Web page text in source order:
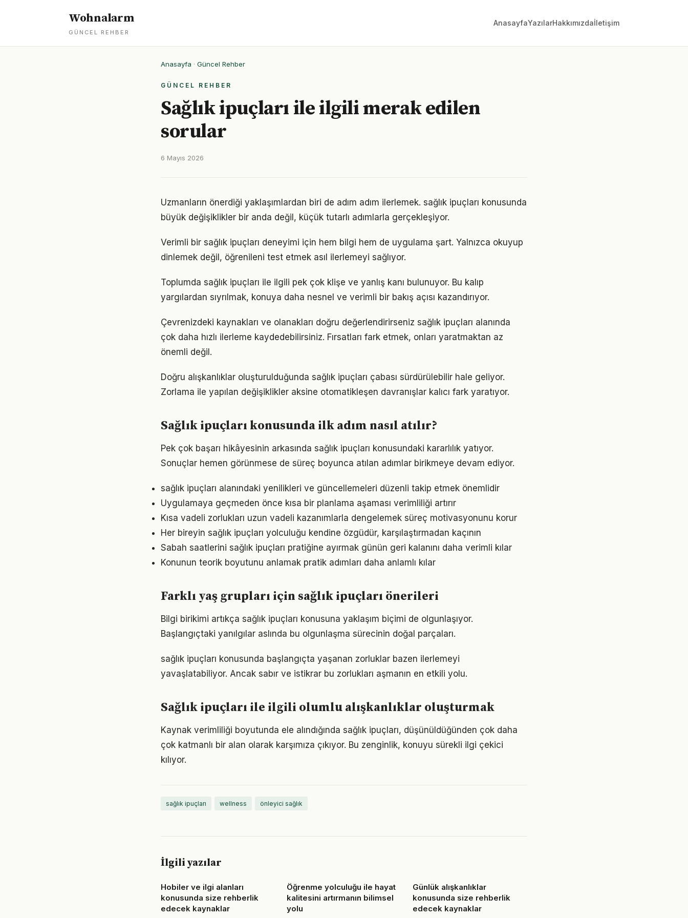
Wohnalarm
GÜNCEL REHBER
AnasayfaYazılarHakkımızdaİletişim
Anasayfa · Güncel Rehber
GÜNCEL REHBER
Sağlık ipuçları ile ilgili merak edilen
sorular
6 Mayıs 2026
Uzmanların önerdiği yaklaşımlardan biri de adım adım ilerlemek. sağlık ipuçları konusunda
büyük değişiklikler bir anda değil, küçük tutarlı adımlarla gerçekleşiyor.
Verimli bir sağlık ipuçları deneyimi için hem bilgi hem de uygulama şart. Yalnızca okuyup
dinlemek değil, öğrenileni test etmek asıl ilerlemeyi sağlıyor.
Toplumda sağlık ipuçları ile ilgili pek çok klişe ve yanlış kanı bulunuyor. Bu kalıp
yargılardan sıyrılmak, konuya daha nesnel ve verimli bir bakış açısı kazandırıyor.
Çevrenizdeki kaynakları ve olanakları doğru değerlendirirseniz sağlık ipuçları alanında
çok daha hızlı ilerleme kaydedebilirsiniz. Fırsatları fark etmek, onları yaratmaktan az
önemli değil.
Doğru alışkanlıklar oluşturulduğunda sağlık ipuçları çabası sürdürülebilir hale geliyor.
Zorlama ile yapılan değişiklikler aksine otomatikleşen davranışlar kalıcı fark yaratıyor.
Sağlık ipuçları konusunda ilk adım nasıl atılır?
Pek çok başarı hikâyesinin arkasında sağlık ipuçları konusundaki kararlılık yatıyor.
Sonuçlar hemen görünmese de süreç boyunca atılan adımlar birikmeye devam ediyor.
sağlık ipuçları alanındaki yenilikleri ve güncellemeleri düzenli takip etmek önemlidir
Uygulamaya geçmeden önce kısa bir planlama aşaması verimliliği artırır
Kısa vadeli zorlukları uzun vadeli kazanımlarla dengelemek süreç motivasyonunu korur
Her bireyin sağlık ipuçları yolculuğu kendine özgüdür, karşılaştırmadan kaçının
Sabah saatlerini sağlık ipuçları pratiğine ayırmak günün geri kalanını daha verimli kılar
Konunun teorik boyutunu anlamak pratik adımları daha anlamlı kılar
Farklı yaş grupları için sağlık ipuçları önerileri
Bilgi birikimi artıkça sağlık ipuçları konusuna yaklaşım biçimi de olgunlaşıyor.
Başlangıçtaki yanılgılar aslında bu olgunlaşma sürecinin doğal parçaları.
sağlık ipuçları konusunda başlangıçta yaşanan zorluklar bazen ilerlemeyi
yavaşlatabiliyor. Ancak sabır ve istikrar bu zorlukları aşmanın en etkili yolu.
Sağlık ipuçları ile ilgili olumlu alışkanlıklar oluşturmak
Kaynak verimliliği boyutunda ele alındığında sağlık ipuçları, düşünüldüğünden çok daha
çok katmanlı bir alan olarak karşımıza çıkıyor. Bu zenginlik, konuyu sürekli ilgi çekici
kılıyor.
sağlık ipuçları wellness önleyici sağlık
İlgili yazılar
Hobiler ve ilgi alanları
konusunda size rehberlik
edecek kaynaklar
Öğrenme yolculuğu ile hayat
kalitesini artırmanın bilimsel
yolu
Günlük alışkanlıklar
konusunda size rehberlik
edecek kaynaklar